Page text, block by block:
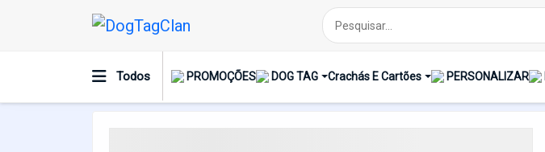
Todos PROMOÇÕES DOG TAG Crachás E Cartões PERSONALIZAR
Placa De Identificação Pet Com Coleira